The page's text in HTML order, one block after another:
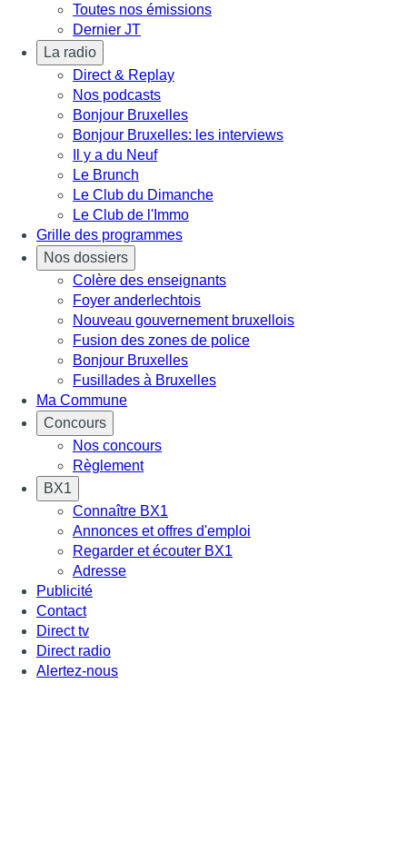
Toutes nos émissions
Dernier JT
La radio
Direct & Replay
Nos podcasts
Bonjour Bruxelles
Bonjour Bruxelles: les interviews
Il y a du Neuf
Le Brunch
Le Club du Dimanche
Le Club de l'Immo
Grille des programmes
Nos dossiers
Colère des enseignants
Foyer anderlechtois
Nouveau gouvernement bruxellois
Fusion des zones de police
Bonjour Bruxelles
Fusillades à Bruxelles
Ma Commune
Concours
Nos concours
Règlement
BX1
Connaître BX1
Annonces et offres d'emploi
Regarder et écouter BX1
Adresse
Publicité
Contact
Direct tv
Direct radio
Alertez-nous